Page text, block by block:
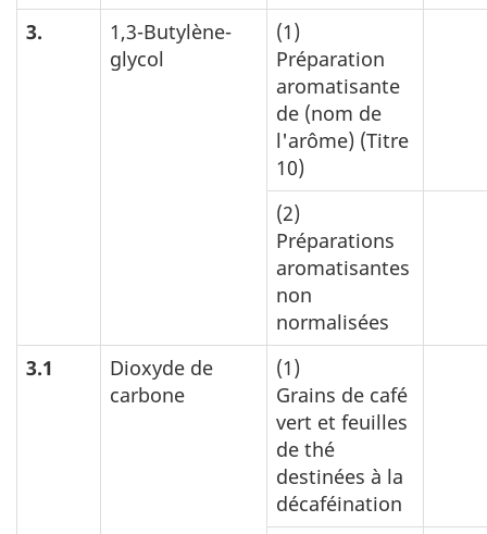
3.
1,3-Butylène-
glycol
(1)
Préparation
aromatisante
de (nom de
l'arôme) (Titre
10)
(2)
Préparations
aromatisantes
non
normalisées
3.1
Dioxyde de
carbone
(1)
Grains de café
vert et feuilles
de thé
destinées à la
décaféination